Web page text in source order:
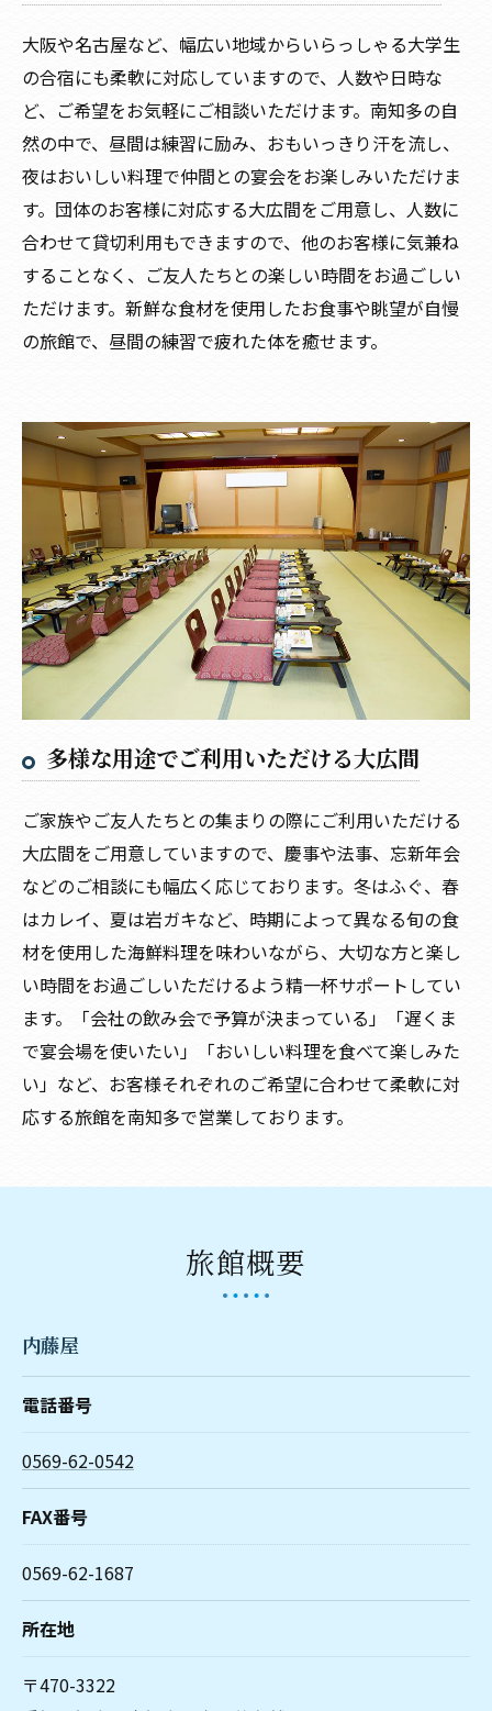
大阪や名古屋など、幅広い地域からいらっしゃる大学生
の合宿にも柔軟に対応していますので、人数や日時な
ど、ご希望をお気軽にご相談いただけます。南知多の自
然の中で、昼間は練習に励み、おもいっきり汗を流し、
夜はおいしい料理で仲間との宴会をお楽しみいただけま
す。団体のお客様に対応する大広間をご用意し、人数に
合わせて貸切利用もできますので、他のお客様に気兼ね
することなく、ご友人たちとの楽しい時間をお過ごしい
ただけます。新鮮な食材を使用したお食事や眺望が自慢
の旅館で、昼間の練習で疲れた体を癒せます。
多様な用途でご利用いただける大広間
ご家族やご友人たちとの集まりの際にご利用いただける
大広間をご用意していますので、慶事や法事、忘新年会
などのご相談にも幅広く応じております。冬はふぐ、春
はカレイ、夏は岩ガキなど、時期によって異なる旬の食
材を使用した海鮮料理を味わいながら、大切な方と楽し
い時間をお過ごしいただけるよう精一杯サポートしてい
ます。「会社の飲み会で予算が決まっている」「遅くま
で宴会場を使いたい」「おいしい料理を食べて楽しみた
い」など、お客様それぞれのご希望に合わせて柔軟に対
応する旅館を南知多で営業しております。
旅館概要
内藤屋
電話番号
0569-62-0542
FAX番号
0569-62-1687
所在地
〒470-3322